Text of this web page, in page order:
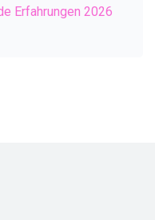
Erfahrungen 2026